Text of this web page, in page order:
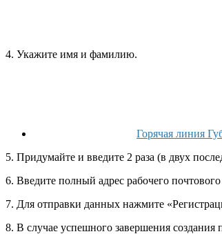
4. Укажите имя и фамилию.
Горячая линия
5. Придумайте и введите 2 раза (в двух
6. Введите полный адрес рабочего
7. Для отправки данных нажмите
8. В случае успешного завершения